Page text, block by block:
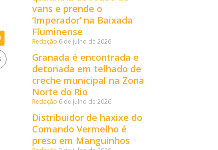
vans e prende o
‘Imperador’ na Baixada
Fluminense
Redação 6 de julho de 2026
Granada é encontrada e
detonada em telhado de
creche municipal na Zona
Norte do Rio
Redação 6 de julho de 2026
Distribuidor de haxixe do
Comando Vermelho é
preso em Manguinhos